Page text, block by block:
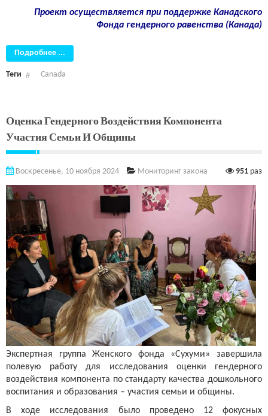
Проект осуществляется при поддержке Канадского
Фонда гендерного равенства (Канада)
Подробнее ...
Теги Canada
Оценка Гендерного Воздействия Компонента
Участия Семьи И Общины
Воскресенье, 10 ноября 2024 Мониторинг закона 951 раз
Экспертная группа Женского фонда «Сухуми» завершила
полевую работу для исследования оценки гендерного
воздействия компонента по стандарту качества дошкольного
воспитания и образования – участия семьи и общины.
В ходе исследования было проведено 12 фокусных